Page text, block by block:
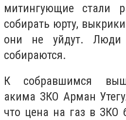
митингующие стали
собирать юрту,
они не уйдут. Люди
собираются.
К собравшимся
акима ЗКО Арман
что цена на газ в ЗКО